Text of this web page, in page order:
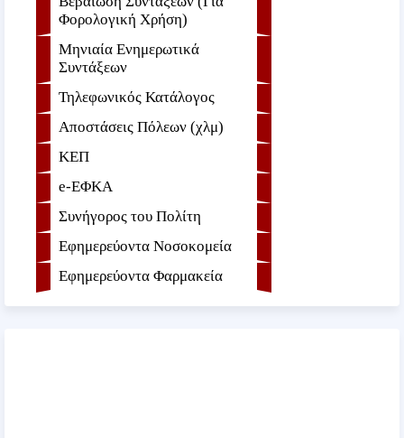
Φορολογική Χρήση)
Μηνιαία Ενημερωτικά
Συντάξεων
Τηλεφωνικός Κατάλογος
Αποστάσεις Πόλεων (χλμ)
ΚΕΠ
e-ΕΦKA
Συνήγορος του Πολίτη
Εφημερεύοντα Νοσοκομεία
Εφημερεύοντα Φαρμακεία